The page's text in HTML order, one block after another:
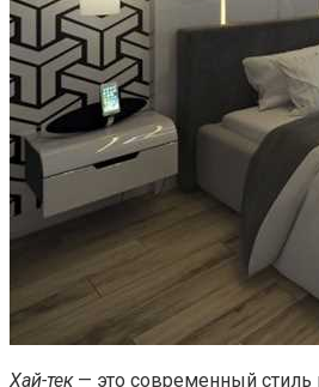
Хай-тек— это современный стиль